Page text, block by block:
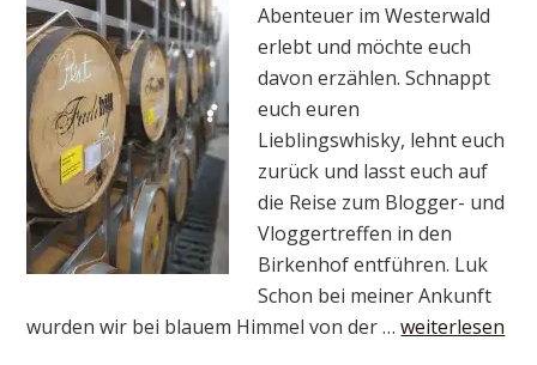
Abenteuer im Westerwald
erlebt und möchte euch
davon erzählen. Schnappt
euch euren
Lieblingswhisky, lehnt euch
zurück und lasst euch auf
die Reise zum Blogger- und
Vloggertreffen in den
Birkenhof entführen. Luk
Schon bei meiner Ankunft
wurden wir bei blauem Himmel von der …weiterlesen